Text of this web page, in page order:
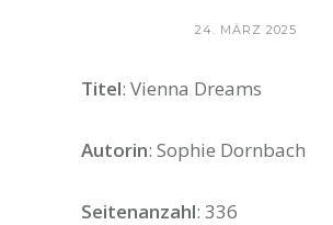
24. MÄRZ 2025
Titel: Vienna Dreams
Autorin: Sophie Dornbach
Seitenanzahl: 336